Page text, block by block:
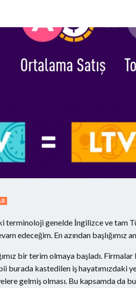
genelde İngilizce ve tam
edeceğim. En azından başlığımız
bir terim olmaya başladı.
kastedilen iş hayatımızdaki
gelmiş olması. Bu kapsamda da